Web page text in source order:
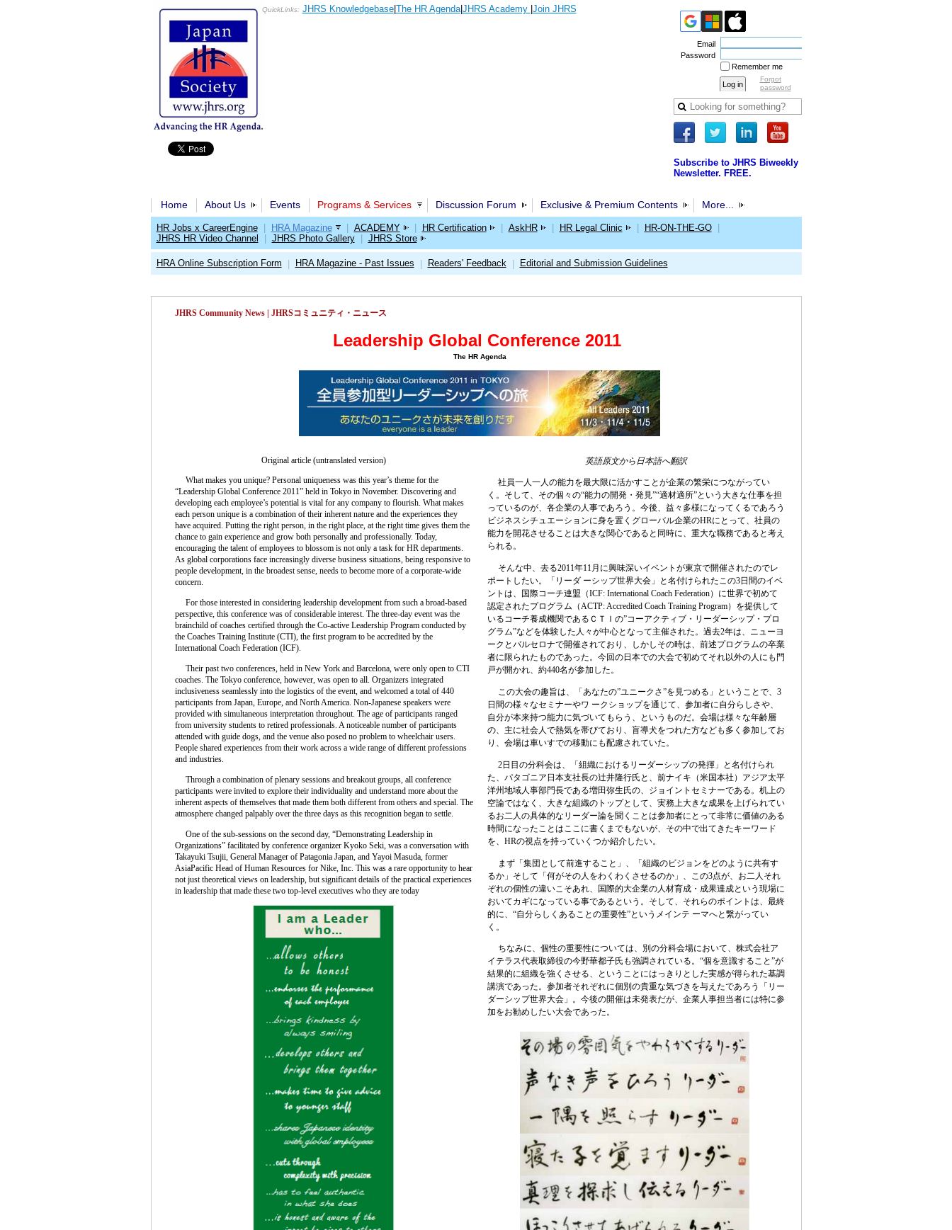
QuickLinks: JHRS Knowledgebase| The HR Agenda|JHRS Academy Join JHRS
Email
Password
Remember me
Forgot
password
Subscribe to JHRS Biweekly
Newsletter. FREE.
Home About Us Events Programs & Services Discussion Forum Exclusive & Premium Contents More...
HR Jobs x CareerEngine HRA Magazine ACADEMY HR Certification AskHR HR Legal Clinic HR-ON-THE-GO
JHRS HR Video Channel
JHRS Photo Gallery JHRS Store
HRA Online Subscription Form HRA Magazine - Past Issues Readers' Feedback Editorial and Submission Guidelines
JHRS Community News | JHRSコミュニティ・ニュース
Leadership Global Conference 2011
The HR Agenda
Original article (untranslated version)
What makes you unique? Personal uniqueness was this year’s theme for the
“Leadership Global Conference 2011” held in Tokyo in November. Discovering and
developing each employee’s potential is vital for any company to flourish. What makes
each person unique is a combination of their inherent nature and the experiences they
have acquired. Putting the right person, in the right place, at the right time gives them the
chance to gain experience and grow both personally and professionally. Today,
encouraging the talent of employees to blossom is not only a task for HR departments.
As global corporations face increasingly diverse business situations, being responsive to
people development, in the broadest sense, needs to become more of a corporate-wide
concern.
For those interested in considering leadership development from such a broad-based
perspective, this conference was of considerable interest. The three-day event was the
brainchild of coaches certified through the Co-active Leadership Program conducted by
the Coaches Training Institute (CTI), the first program to be accredited by the
International Coach Federation (ICF).
Their past two conferences, held in New York and Barcelona, were only open to CTI
coaches. The Tokyo conference, however, was open to all. Organizers integrated
inclusiveness seamlessly into the logistics of the event, and welcomed a total of 440
participants from Japan, Europe, and North America. Non-Japanese speakers were
provided with simultaneous interpretation throughout. The age of participants ranged
from university students to retired professionals. A noticeable number of participants
attended with guide dogs, and the venue also posed no problem to wheelchair users.
People shared experiences from their work across a wide range of different professions
and industries.
Through a combination of plenary sessions and breakout groups, all conference
participants were invited to explore their individuality and understand more about the
inherent aspects of themselves that made them both different from others and special. The
atmosphere changed palpably over the three days as this recognition began to settle.
One of the sub-sessions on the second day, “Demonstrating Leadership in
Organizations” facilitated by conference organizer Kyoko Seki, was a conversation with
Takayuki Tsujii, General Manager of Patagonia Japan, and Yayoi Masuda, former
AsiaPacific Head of Human Resources for Nike, Inc. This was a rare opportunity to hear
not just theoretical views on leadership, but significant details of the practical experiences
in leadership that made these two top-level executives who they are today
英語原文から日本語へ翻訳
社員一人一人の能力を最大限に活かすことが企業の繁栄につながってい
く。そして、その個々の“能力の開発・発見”“適材適所”という大きな仕事を担
っているのが、各企業の人事であろう。今後、益々多様になってくるであろう
ビジネスシチュエーションに身を置くグローバル企業のHRにとって、社員の
能力を開花させることは大きな関心であると同時に、重大な職務であると考え
られる。
そんな中、去る2011年11月に興味深いイベントが東京で開催されたのでレ
ポートしたい。「リーダ ーシップ世界大会」と名付けられたこの3日間のイベ
ントは、国際コーチ連盟（ICF: International Coach Federation）に世界で初めて
認定されたプログラム（ACTP: Accredited Coach Training Program）を提供して
いるコーチ養成機関であるＣＴＩの”コーアクティブ・リーダーシップ・プロ
グラム”などを体験した人々が中心となって主催された。過去2年は、ニューヨ
ークとバルセロナで開催されており、しかしその時は、前述プログラムの卒業
者に限られたものであった。今回の日本での大会で初めてそれ以外の人にも門
戸が開かれ、約440名が参加した。
この大会の趣旨は、「あなたの”ユニークさ”を見つめる」ということで、3
日間の様々なセミナーやワ ークショップを通じて、参加者に自分らしさや、
自分が本来持つ能力に気づいてもらう、というものだ。会場は様々な年齢層
の、主に社会人で熱気を帯びており、盲導犬をつれた方なども多く参加してお
り、会場は車いすでの移動にも配慮されていた。
2日目の分科会は、「組織におけるリーダーシップの発揮」と名付けられ
た、パタゴニア日本支社長の辻井隆行氏と、前ナイキ（米国本社）アジア太平
洋州地域人事部門長である増田弥生氏の、ジョイントセミナーである。机上の
空論ではなく、大きな組織のトップとして、実務上大きな成果を上げられてい
るお二人の具体的なリーダー論を聞くことは参加者にとって非常に価値のある
時間になったことはここに書くまでもないが、その中で出てきたキーワード
を、HRの視点を持っていくつか紹介したい。
まず「集団として前進すること」、「組織のビジョンをどのように共有す
るか」そして「何がその人をわくわくさせるのか」、この3点が、お二人それ
ぞれの個性の違いこそあれ、国際的大企業の人材育成・成果達成という現場に
おいてカギになっている事であるという。そして、それらのポイントは、最終
的に、“自分らしくあることの重要性”というメインテ ーマへと繋がってい
く。
ちなみに、個性の重要性については、別の分科会場において、株式会社ア
イテラス代表取締役の今野華都子氏も強調されている。“個を意識すること”が
結果的に組織を強くさせる、ということにはっきりとした実感が得られた基調
講演であった。参加者それぞれに個別の貴重な気づきを与えたであろう「リー
ダーシップ世界大会」。今後の開催は未発表だが、企業人事担当者には特に参
加をお勧めしたい大会であった。